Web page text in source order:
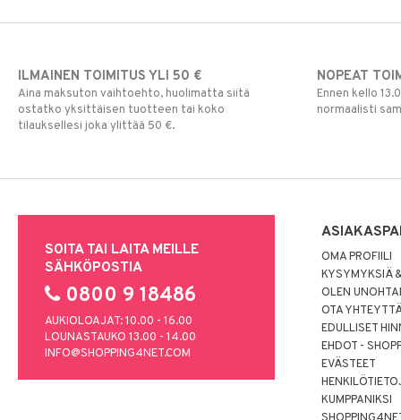
ILMAINEN TOIMITUS YLI 50 €
Aina maksuton vaihtoehto, huolimatta siitä
ostatko yksittäisen tuotteen tai koko
tilauksellesi joka ylittää 50 €.
NOPEAT
Ennen kello
normaalisti
SOITA TAI LAITA MEILLE
SÄHKÖPOSTIA
0800 9 18486
AUKIOLOAJAT: 10.00 - 16.00
LOUNASTAUKO 13.00 - 14.00
INFO@SHOPPING4NET.COM
OMA PROFIILI
KYSYMYKSIÄ
OLEN
OTA
EDULLISET
EHDOT -
EVÄSTEET
KUMPPANIKSI